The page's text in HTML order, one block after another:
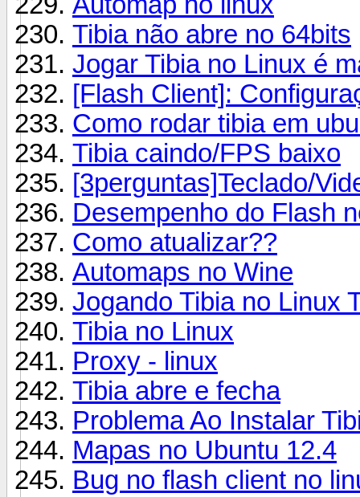
Tibia não abre no 64bits
Jogar Tibia no Linux é
[Flash Client]:
Como rodar tibia em
Tibia caindo/FPS baixo
[3perguntas]Teclado/
Desempenho do Flash
Como atualizar??
Automaps no Wine
Jogando Tibia no Linux
Tibia no Linux
Proxy - linux
Tibia abre e fecha
Problema Ao Instalar
Mapas no Ubuntu 12.4
Bug no flash client no